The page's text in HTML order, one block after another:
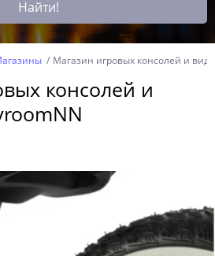
Найти!
Магазин игровых консолей и
консолей и